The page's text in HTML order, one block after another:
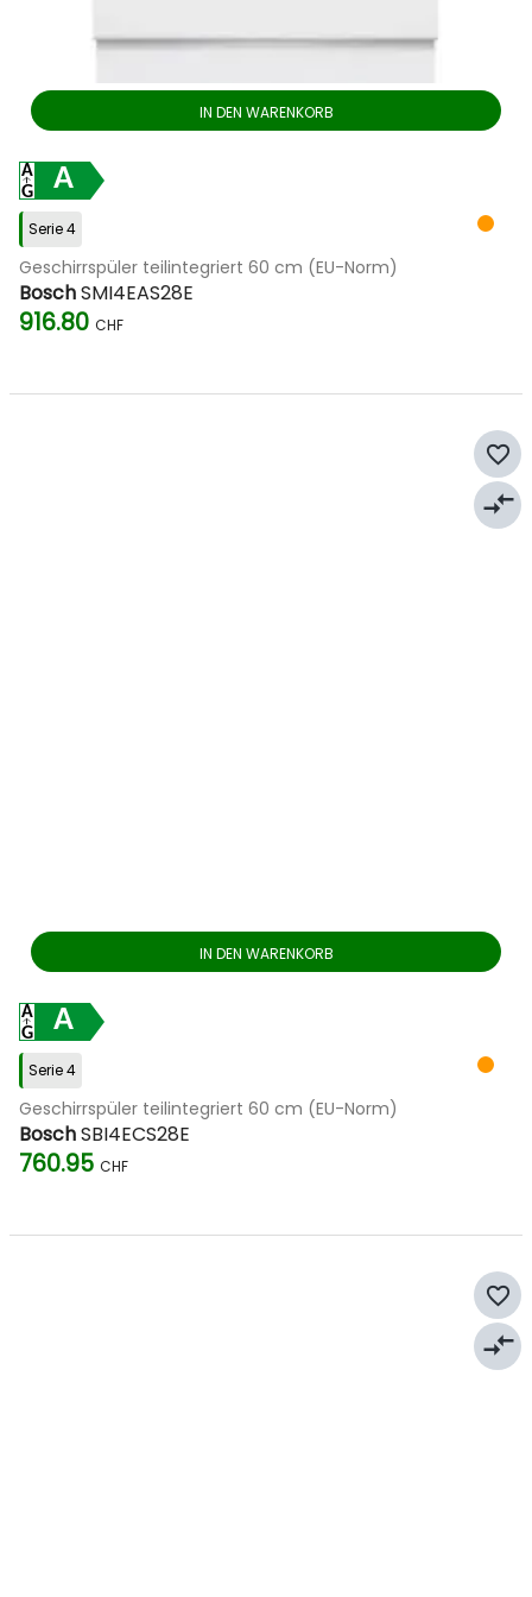
IN DEN WARENKORB
A
Serie 4
Geschirrspüler teilintegriert 60 cm (EU-Norm)
BoschSMI4EAS28E
916.80 CHF
IN DEN WARENKORB
A
Serie 4
Geschirrspüler teilintegriert 60 cm (EU-Norm)
BoschSBI4ECS28E
760.95 CHF
favorite_border
compare_arrows
favorite_border
compare_arrows